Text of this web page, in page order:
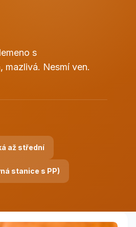
s
Nesmí ven.
až střední
stanice s PP)